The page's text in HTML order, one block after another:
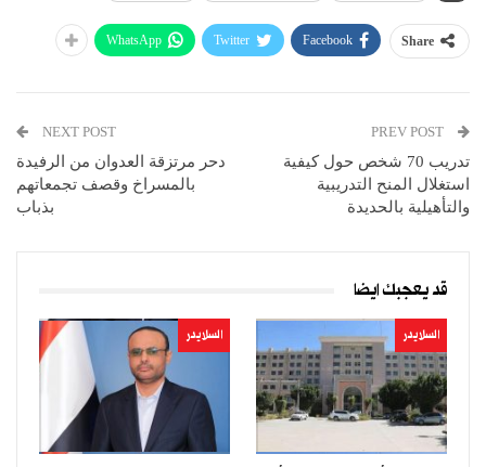
Share
Facebook
Twitter
WhatsApp
تدريب 70 شخص حول كيفية
استغلال المنح التدريبية
والتأهيلية بالحديدة
NEXT POST
دحر مرتزقة العدوان من الرفيدة
بالمسراخ وقصف تجمعاتهم
بذباب
قد يعجبك ايضا
السلايدر السلايدر